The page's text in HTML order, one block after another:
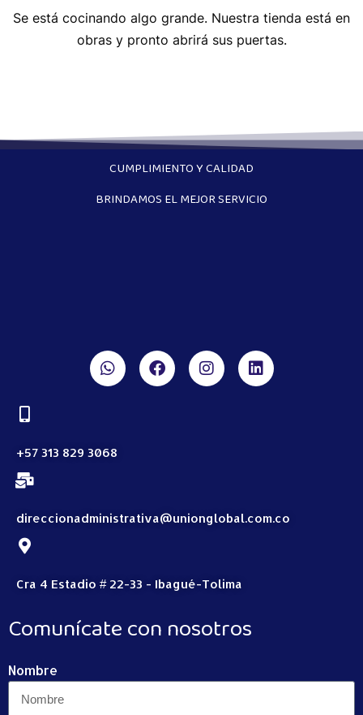
Se está cocinando algo grande. Nuestra tienda está en
obras y pronto abrirá sus puertas.
CUMPLIMIENTO Y CALIDAD
BRINDAMOS EL MEJOR SERVICIO
+57 313 829 3068
direccionadministrativa@unionglobal.com.co
Cra 4 Estadio # 22-33 - Ibagué-Tolima
Comunícate con nosotros
Nombre